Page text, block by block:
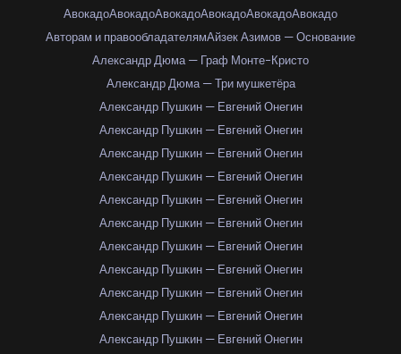
АвокадоАвокадоАвокадоАвокадоАвокадоАвокадо
Авторам и правообладателямАйзек Азимов — Основание
Александр Дюма — Граф Монте-Кристо
Александр Дюма — Три мушкетёра
Александр Пушкин — Евгений Онегин
Александр Пушкин — Евгений Онегин
Александр Пушкин — Евгений Онегин
Александр Пушкин — Евгений Онегин
Александр Пушкин — Евгений Онегин
Александр Пушкин — Евгений Онегин
Александр Пушкин — Евгений Онегин
Александр Пушкин — Евгений Онегин
Александр Пушкин — Евгений Онегин
Александр Пушкин — Евгений Онегин
Александр Пушкин — Евгений Онегин